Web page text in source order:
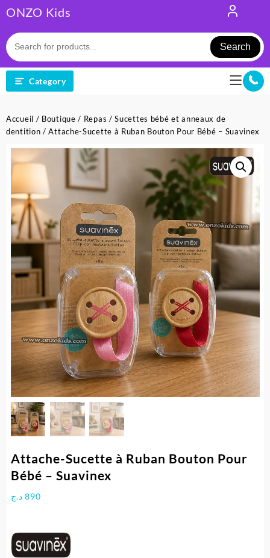
to
content
ONZO Kids
Search
Category
Accueil / Boutique / Repas /Sucettes bébé et anneaux de
dentition / Attache-Sucette à Ruban Bouton Pour Bébé – Suavinex
Attache-Sucette à Ruban Bouton Pour
Bébé – Suavinex
890 د.ج